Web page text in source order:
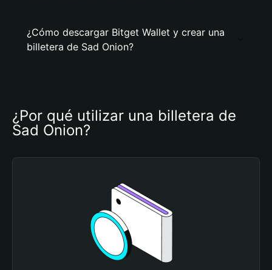
¿Cómo descargar Bitget Wallet y crear una
billetera de Sad Onion?
¿Por qué utilizar una billetera de
Sad Onion?